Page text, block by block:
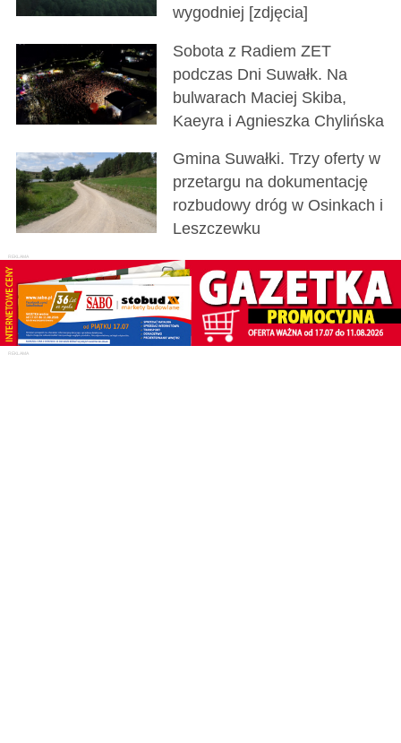
wygodniej [zdjęcia]
Sobota z Radiem ZET
podczas Dni Suwałk. Na
bulwarach Maciej Skiba,
Kaeyra i Agnieszka Chylińska
Gmina Suwałki. Trzy oferty w
przetargu na dokumentację
rozbudowy dróg w Osinkach i
Leszczewku